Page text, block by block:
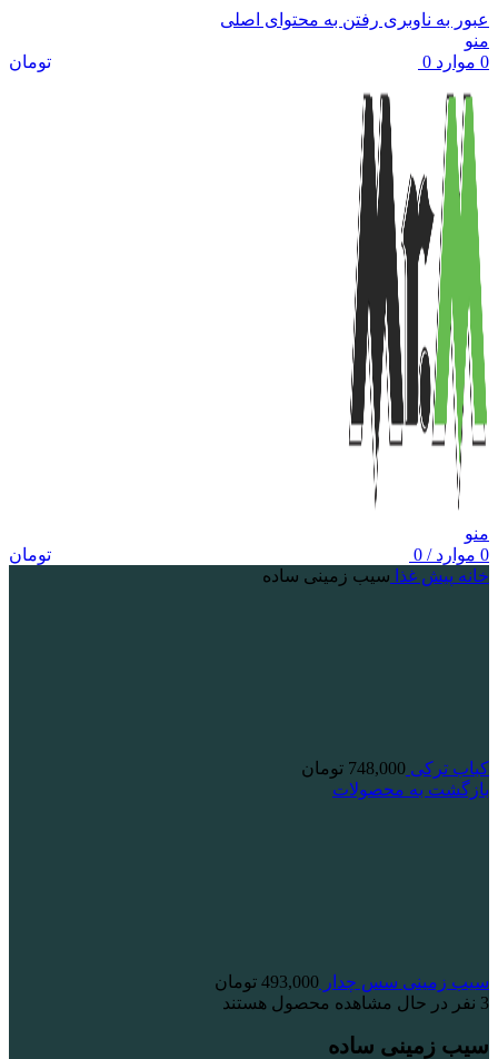
عبور به ناوبری رفتن به محتوای اصلی
منو
0 موارد 0 تومان
منو
0 موارد /
0
تومان
خانه پیش غذا سیب زمینی ساده
کباب ترکی 748,000 تومان
بازگشت به محصولات
سیب زمینی سس چدار 493,000 تومان
3 نفر در حال مشاهده محصول هستند
سیب زمینی ساده